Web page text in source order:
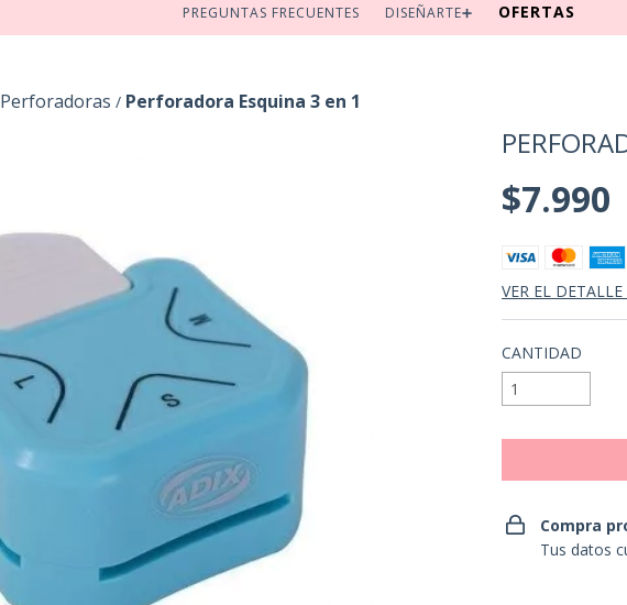
PREGUNTAS FRECUENTES DISEÑARTE➕ OFERTAS
Perforadoras / Perforadora Esquina 3 en 1
$7.990
VER EL
CANTIDAD
Compra
Tus datos